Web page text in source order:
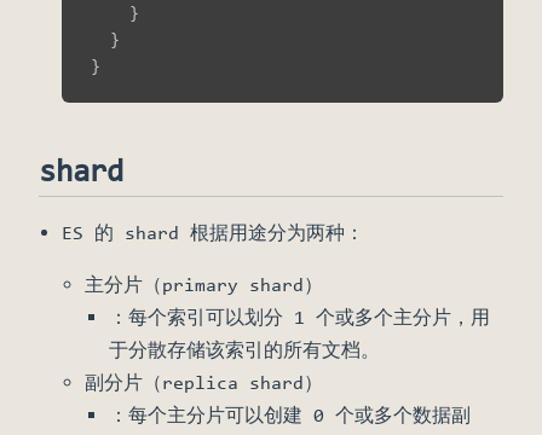
}
}
}
shard
ES 的 shard 根据用途分为两种：
主分片（primary shard）
：每个索引可以划分 1 个或多个主分片，用
于分散存储该索引的所有文档。
副分片（replica shard）
：每个主分片可以创建 0 个或多个数据副